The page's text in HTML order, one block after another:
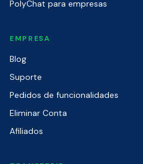
PolyChat para empresas
EMPRESA
Blog
Suporte
Pedidos de funcionalidades
Eliminar Conta
Afiliados